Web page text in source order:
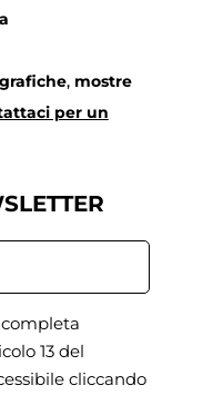
, mostre
per un
13 del
cliccando